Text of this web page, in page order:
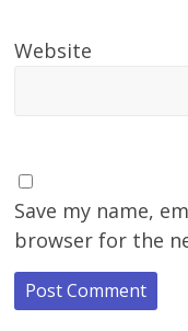
Website
Save my name,
browser for the